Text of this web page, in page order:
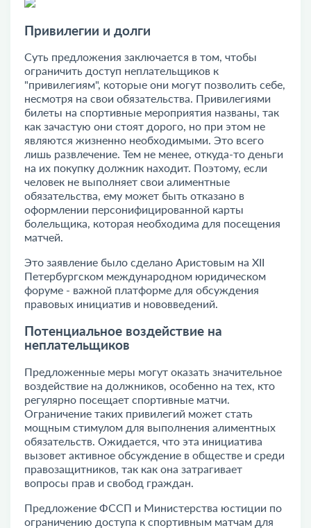
Привилегии и долги
Суть предложения заключается в том, чтобы
ограничить доступ неплательщиков к
"привилегиям", которые они могут позволить себе,
несмотря на свои обязательства. Привилегиями
билеты на спортивные мероприятия названы, так
как зачастую они стоят дорого, но при этом не
являются жизненно необходимыми. Это всего
лишь развлечение. Тем не менее, откуда-то деньги
на их покупку должник находит. Поэтому, если
человек не выполняет свои алиментные
обязательства, ему может быть отказано в
оформлении персонифицированной карты
болельщика, которая необходима для посещения
матчей.
Это заявление было сделано Аристовым на XII
Петербургском международном юридическом
форуме - важной платформе для обсуждения
правовых инициатив и нововведений.
Потенциальное воздействие на
неплательщиков
Предложенные меры могут оказать значительное
воздействие на должников, особенно на тех, кто
регулярно посещает спортивные матчи.
Ограничение таких привилегий может стать
мощным стимулом для выполнения алиментных
обязательств. Ожидается, что эта инициатива
вызовет активное обсуждение в обществе и среди
правозащитников, так как она затрагивает
вопросы прав и свобод граждан.
Предложение ФССП и Министерства юстиции по
ограничению доступа к спортивным матчам для